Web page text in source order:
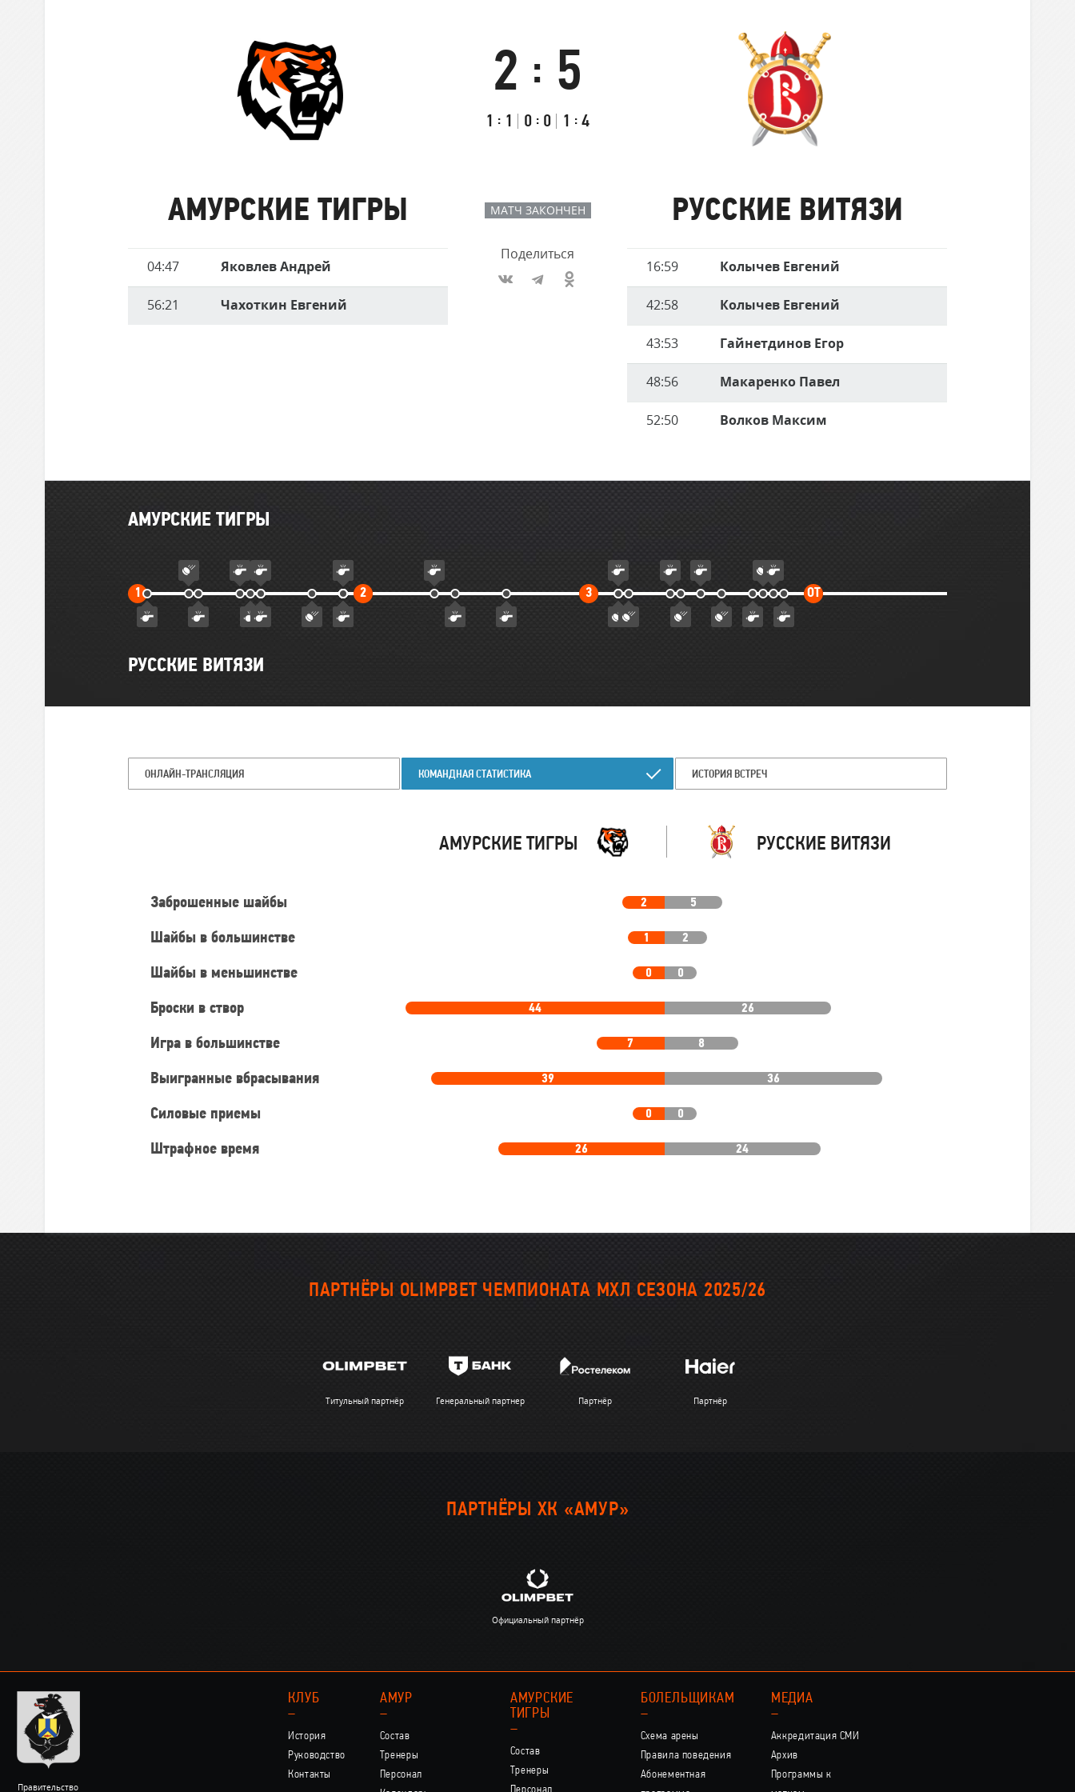
Шанхайские Драконы
встречи
Амурские
Тигры
Итоговый
2 : 5
Счёт
таймам
Первый
1 : 1
Второй
0 : 0
Третий
1 : 4
Русские
Витязи
МАТЧ ЗАКОНЧЕН
Поделиться
АМУРСКИЕ ТИГРЫ
Время
Имя
04:47 Яковлев Андрей
56:21 Чахоткин Евгений
РУССКИЕ ВИТЯЗИ
Время
Имя
16:59 Колычев Евгений
42:58 Колычев Евгений
43:53 Гайнетдинов Егор
48:56 Макаренко Павел
52:50 Волков Максим
Главные
АМУРСКИЕ ТИГРЫ
1 Первый
тайм
2Второй
3Третий
тайм
ОТДополнительное
РУССКИЕ ВИТЯЗИ
ОНЛАЙН-ТРАНСЛЯЦИЯ КОМАНДНАЯ СТАТИСТИКА ИСТОРИЯ ВСТРЕЧ
АМУРСКИЕ ТИГРЫ РУССКИЕ ВИТЯЗИ
Заброшенные шайбы 2 5
Шайбы в большинстве 1 2
Шайбы в меньшинстве 0 0
Броски в створ 44 26
Игра в большинстве 7 8
Выигранные вбрасывания 39 36
Силовые приемы 0 0
Штрафное время 26 24
ПАРТНЁРЫ OLIMPBET ЧЕМПИОНАТА МХЛ СЕЗОНА 2025/26
Титульный партнёр Генеральный партнер Партнёр Партнёр
ПАРТНЁРЫ ХК «АМУР»
Официальный партнёр
Правительство
КЛУБ
–
История
Руководство
Контакты
АМУР
–
Состав
Тренеры
Персонал
АМУРСКИЕ
ТИГРЫ
–
Состав
Тренеры
БОЛЕЛЬЩИКАМ
–
Схема арены
Правила поведения
Абонементная
МЕДИА
–
Аккредитация СМИ
Архив
Программы к